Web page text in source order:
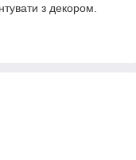
з декором.